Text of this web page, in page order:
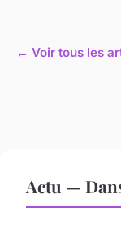
← Voir tous les
Actu —